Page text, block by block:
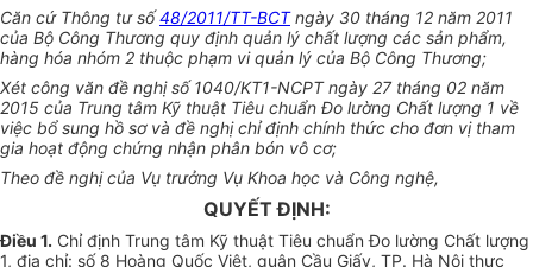
Căn cứ Thông tư số48/2011/TT-BCTngày 30 tháng 12 năm 2011
của Bộ Công Thương quy định quản lý chất lượng các sản phẩm,
hàng hóa nhóm 2 thuộc phạm viquản lý của Bộ Công Thương;
Xét công văn đề nghịsố1040/KT1-NCPT ngày 27 tháng 02 năm
2015 của Trung tâm Kỹ thuật Tiêu chuẩn Đo lường Chất lượng 1 về
việc bổ sung hồ sơ và đề nghị chỉ định chính thức cho đơn vị tham
gia hoạt động chứng nhận phân bón vô cơ;
Theo đề nghị của Vụ trưởng Vụ Khoa học và Công nghệ,
QUYẾT ĐỊNH:
Điều 1. Chỉ định Trung tâm Kỹ thuật Tiêu chuẩn Đo lường Chất lượng
1, địa chỉ: số 8 Hoàng Quốc Việt, quận Cầu Giấy, TP. Hà Nội thực